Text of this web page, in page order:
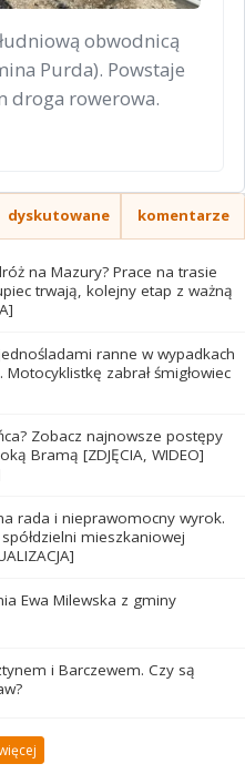
obwodnicą
Purda). Powstaje
droga rowerowa.
dyskutowane komentarze
na Mazury? Prace na trasie
trwają, kolejny etap z ważną
ranne w wypadkach
zabrał śmigłowiec
Zobacz najnowsze postępy
Bramą [ZDJĘCIA, WIDEO]
rada i nieprawomocny wyrok.
mieszkaniowej
Ewa Milewska z gminy
i Barczewem. Czy są